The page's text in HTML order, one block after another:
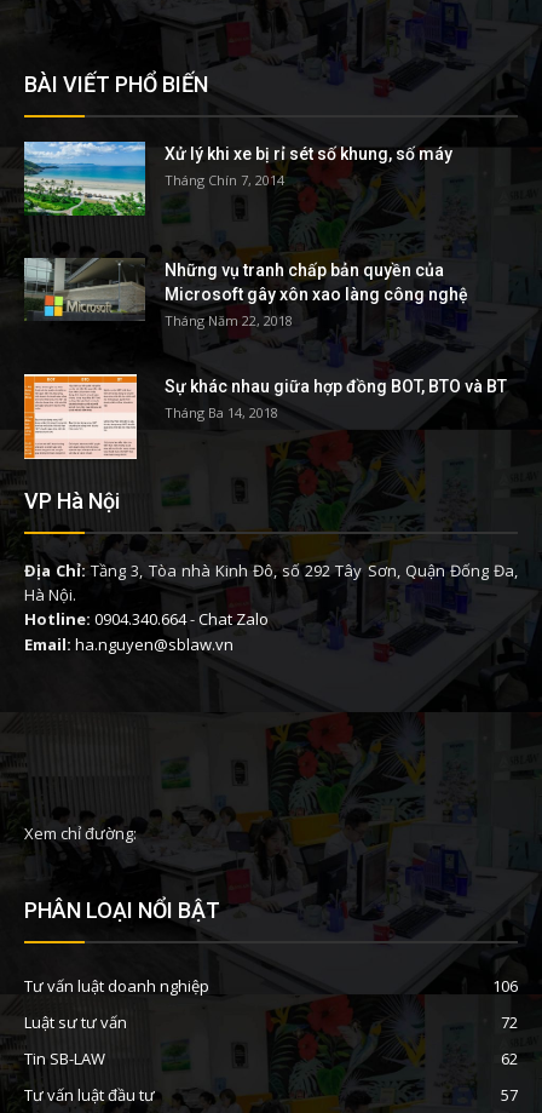
BÀI VIẾT PHỔ BIẾN
Xử lý khi xe bị rỉ sét số khung, số máy
Tháng Chín 7, 2014
Những vụ tranh chấp bản quyền của
Microsoft gây xôn xao làng công nghệ
Tháng Năm 22, 2018
Sự khác nhau giữa hợp đồng BOT, BTO và BT
Tháng Ba 14, 2018
VP Hà Nội
Địa Chỉ: Tầng 3, Tòa nhà Kinh Đô, số 292 Tây Sơn, Quận Đống Đa,
Hà Nội.
Hotline: 0904.340.664-Chat Zalo
Email: ha.nguyen@sblaw.vn
Xem chỉ đường:
PHÂN LOẠI NỔI BẬT
Tư vấn luật doanh nghiệp
106
Luật sư tư vấn
72
Tin SB-LAW
62
Tư vấn luật đầu tư
57